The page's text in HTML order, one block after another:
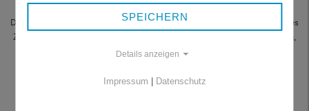
Hilfe beginnt am besten schon lange, bevor eine Situation eskaliert.
Dabei geht es nicht nur um reine Sachbearbeitung, sondern um echtes
Zuhören. Der Dienst versteht sich als Zwi-schenstation für Menschen,
die in gesundheitlichen, persönlichen Krisen kurzzeitig die
SPEICHERN
Details anzeigen
Impressum | Datenschutz